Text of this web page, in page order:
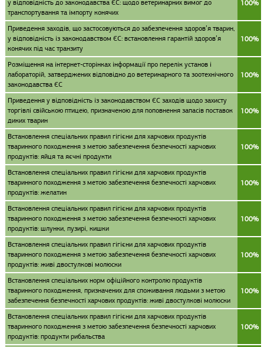
у відповідність до законодавства ЄС: щодо ветеринарних вимог до
транспортування та імпорту конячих
100%
Приведення заходів, що застосовуються до забезпечення здоров’я тварин,
у відповідність із законодавством ЄС: встановлення гарантій здоров’я
конячих під час транзиту
100%
Розміщення на інтернет-сторінках інформації про перелік установ і
лабораторій, затверджених відповідно до ветеринарного та зоотехнічного
законодавства ЄС
100%
Приведення у відповідність із законодавством ЄС заходів щодо захисту
торгівлі свійською птицею, призначеною для поповнення запасів поставок
диких тварин
100%
Встановлення спеціальних правил гігієни для харчових продуктів
тваринного походження з метою забезпечення безпечності харчових
продуктів: яйця та яєчні продукти
100%
Встановлення спеціальних правил гігієни для харчових продуктів
тваринного походження з метою забезпечення безпечності харчових
продуктів: желатин
100%
Встановлення спеціальних правил гігієни для харчових продуктів
тваринного походження з метою забезпечення безпечності харчових
продуктів: шлунки, пузирі, кишки
100%
Встановлення спеціальних правил гігієни для харчових продуктів
тваринного походження з метою забезпечення безпечності харчових
продуктів: живі двостулкові молюски
100%
Встановлення спеціальних норм офіційного контролю продуктів
тваринного походження, призначених для споживання людьми з метою
забезпечення безпечності харчових продуктів: живі двостулкові молюски
100%
Встановлення спеціальних правил гігієни для харчових продуктів
тваринного походження з метою забезпечення безпечності харчових
продуктів: продукти рибальства
100%